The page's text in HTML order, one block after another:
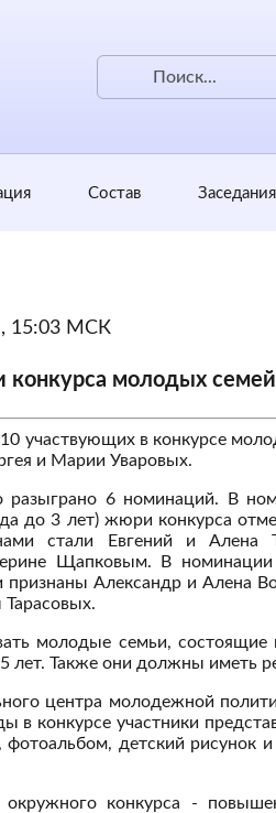
Состав Заседания
15:03 МСК
конкурса молодых семей
участвующих в конкурсе
и Марии Уваровых.
6 номинаций. В
до 3 лет) жюри конкурса
стали Евгений и
Щапковым. В номинации
признаны Александр и Алена
молодые семьи,
лет. Также они должны иметь
центра молодежной
конкурсе участники
фотоальбом, детский
окружного конкурса -